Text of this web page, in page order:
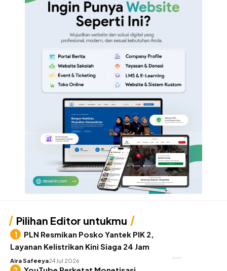
Pilihan Editor untukmu
BISNIS
PLN Resmikan Posko Yantek PIK 2,
Layanan Kelistrikan Kini Siaga 24 Jam
Aira Safeeya24 Jul 2026